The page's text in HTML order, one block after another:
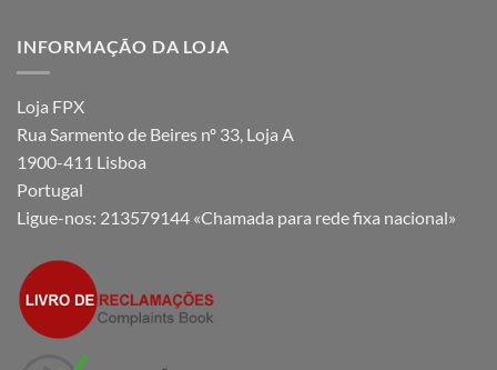
INFORMAÇÃO DA LOJA
Loja FPX
Rua Sarmento de Beires nº 33, Loja A
1900-411 Lisboa
Portugal
Ligue-nos: 213579144 «Chamada para rede fixa nacional»